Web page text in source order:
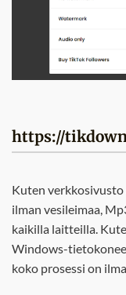
https://
Kuten
ilman vesileimaa,
kaikilla laitteilla.
Windows-
koko prosessi on